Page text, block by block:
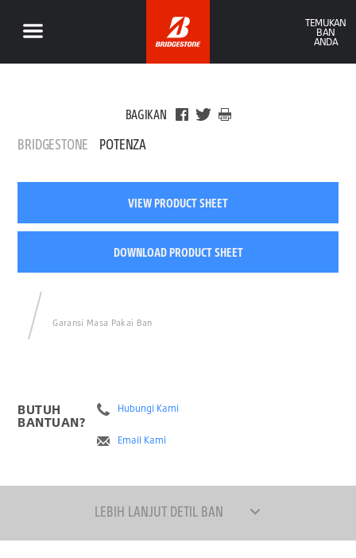
TEMUKAN
BAN
ANDA
BAGIKAN
BRIDGESTONE POTENZA
VIEW PRODUCT SHEET
DOWNLOAD PRODUCT SHEET
Garansi Masa Pakai Ban
BUTUH
BANTUAN?
Hubungi Kami
Email Kami
LEBIH LANJUT DETIL BAN